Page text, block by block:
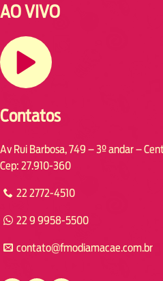
AO VIVO
Contatos
Av Rui Barbosa, 749 – 3º andar –
Cep: 27.910-360
22 2772-4510
22 9 9958-5500
contato@fmodiamacae.com.br